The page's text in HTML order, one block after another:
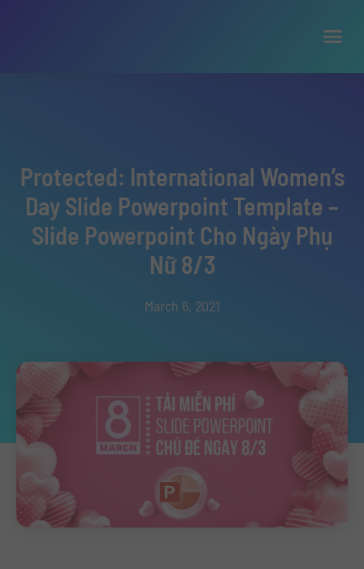
Protected: International Women’s
Day Slide Powerpoint Template –
Slide Powerpoint Cho Ngày Phụ
Nữ 8/3
March 6, 2021